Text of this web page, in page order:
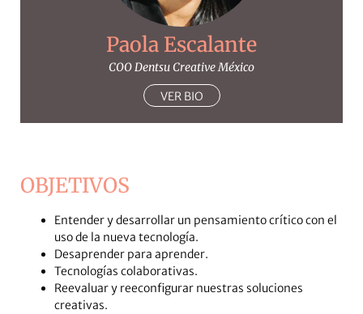
Paola Escalante
COO Dentsu Creative México
VER BIO
OBJETIVOS
Entender y desarrollar un pensamiento crítico con el
uso de la nueva tecnología.
Desaprender para aprender.
Tecnologías colaborativas.
Reevaluar y reeconfigurar nuestras soluciones
creativas.